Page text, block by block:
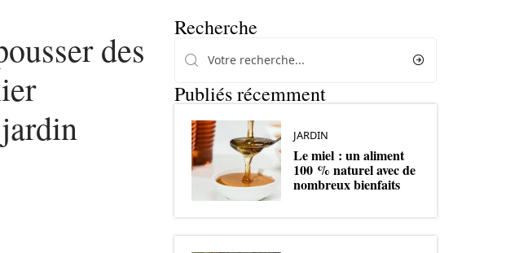
des
Recherche
Publiés récemment
JARDIN
Le miel : un aliment
100 % naturel avec de
nombreux bienfaits